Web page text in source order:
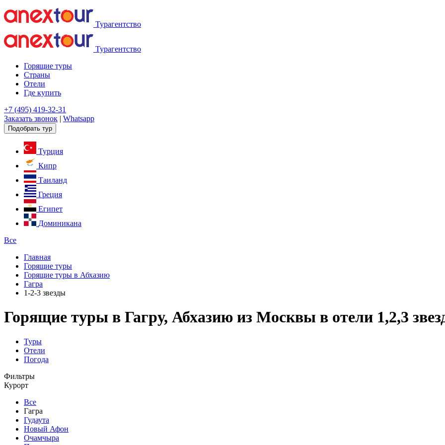
Турагентство
Турагентство
Горящие туры
Страны
Отели
Где купить
+7 (495) 419-32-31
Заказать звонок | Whatsapp
Подобрать тур
Турция
Кипр
Таиланд
Греция
Египет
Доминикана
Все
Главная
Горящие туры
Горящие туры в Абхазию
Гагра
1-2-3 звезды
Горящие туры в Гагру, Абхазию из Москвы в отели 1,2,3
Туры
Отели
Погода
Фильтры
Курорт
Все
Гагра
Гудаута
Новый Афон
Очамчыра